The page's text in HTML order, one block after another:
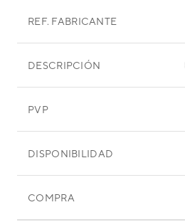
REF. FABRICANTE
DESCRIPCIÓN
PVP
DISPONIBILIDAD
COMPRA